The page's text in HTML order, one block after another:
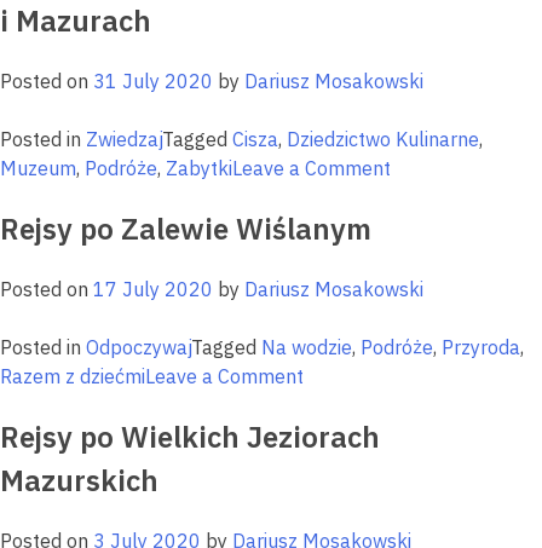
i
i Mazurach
Posted on 31 July 2020 by Dariusz Mosakowski
Posted in ZwiedzajTagged Cisza, Dziedzictwo Kulinarne,
Muzeum, Podróże, ZabytkiLeave a Comment
na
i
Rejsy po Zalewie Wiślanym
Posted on 17 July 2020 by Dariusz Mosakowski
Posted in OdpoczywajTagged Na wodzie, Podróże, Przyroda,
Razem z dziećmiLeave a Comment
po
Rejsy po Wielkich Jeziorach
Mazurskich
Posted on 3 July 2020 by Dariusz Mosakowski